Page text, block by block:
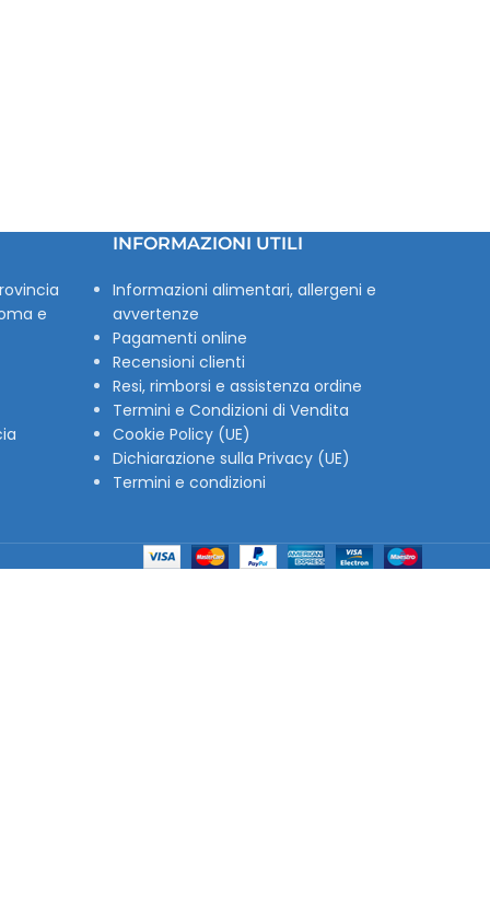
e
INFORMAZIONI UTILI
Informazioni alimentari, allergeni e
avvertenze
Pagamenti online
Recensioni clienti
Resi, rimborsi e assistenza ordine
Termini e Condizioni di Vendita
Cookie Policy (UE)
Dichiarazione sulla Privacy (UE)
Termini e condizioni